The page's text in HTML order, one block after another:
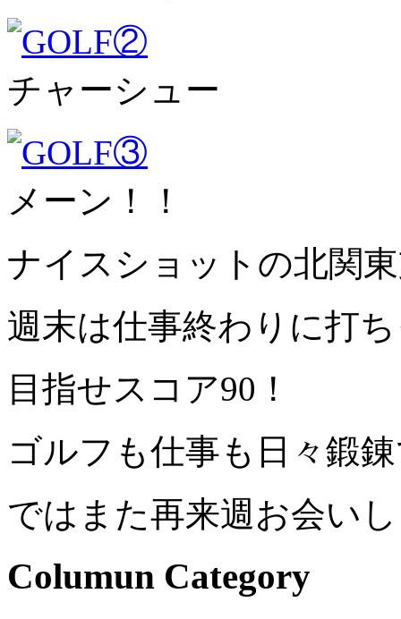
チャーシュー
メーン！！
ナイスショットの北関
週末は仕事終わりに打
目指せスコア90！
ゴルフも仕事も日々鍛
ではまた再来週お会い
Columun Category